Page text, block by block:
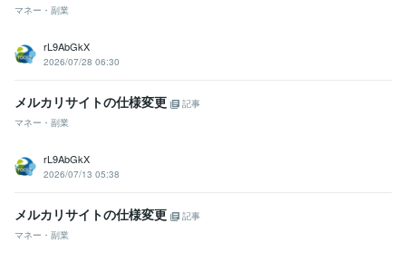
マネー・副業
rL9AbGkX
2026/07/28 06:30
メルカリサイトの仕様変更
記事
マネー・副業
rL9AbGkX
2026/07/13 05:38
メルカリサイトの仕様変更
記事
マネー・副業